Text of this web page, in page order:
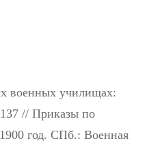
военных училищах:
// Приказы по
год. СПб.: Военная